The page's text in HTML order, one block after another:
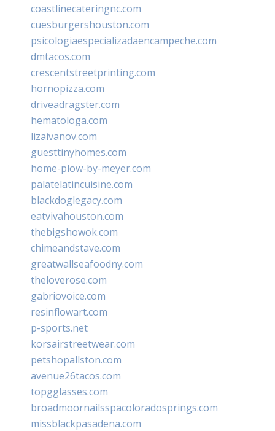
coastlinecateringnc.com
cuesburgershouston.com
psicologiaespecializadaencampeche.com
dmtacos.com
crescentstreetprinting.com
hornopizza.com
driveadragster.com
hematologa.com
lizaivanov.com
guesttinyhomes.com
home-plow-by-meyer.com
palatelatincuisine.com
blackdoglegacy.com
eatvivahouston.com
thebigshowok.com
chimeandstave.com
greatwallseafoodny.com
theloverose.com
gabriovoice.com
resinflowart.com
p-sports.net
korsairstreetwear.com
petshopallston.com
avenue26tacos.com
topgglasses.com
broadmoornailsspacoloradosprings.com
missblackpasadena.com